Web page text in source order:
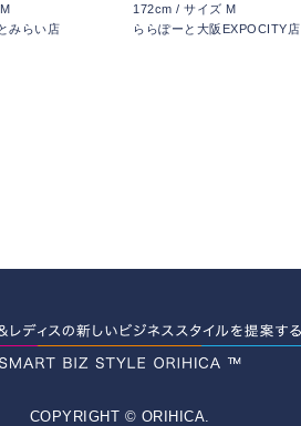
みらい店
172cm / サイズ M
ららぽーと大阪EXPOCITY店
COPYRIGHT © ORIHICA.